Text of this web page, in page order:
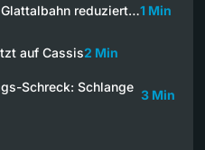
reduziert…1 Min
auf Cassis2 Min
Schreck: Schlange
3 Min